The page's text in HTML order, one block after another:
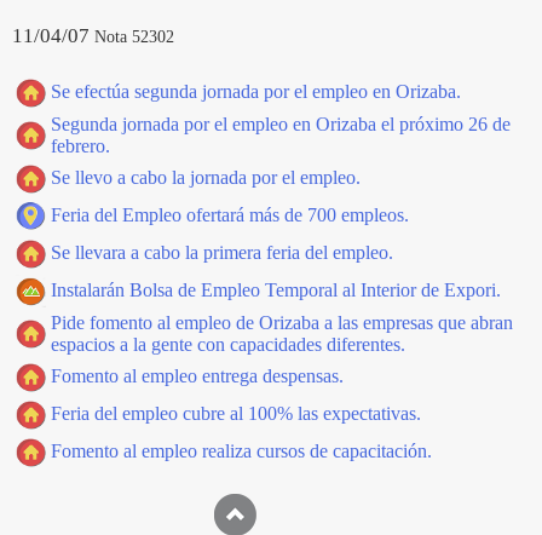
11/04/07 Nota 52302
Se efectúa segunda jornada por el empleo en Orizaba.
Segunda jornada por el empleo en Orizaba el próximo 26 de
febrero.
Se llevo a cabo la jornada por el empleo.
Feria del Empleo ofertará más de 700 empleos.
Se llevara a cabo la primera feria del empleo.
Instalarán Bolsa de Empleo Temporal al Interior de Expori.
Pide fomento al empleo de Orizaba a las empresas que abran
espacios a la gente con capacidades diferentes.
Fomento al empleo entrega despensas.
Feria del empleo cubre al 100% las expectativas.
Fomento al empleo realiza cursos de capacitación.